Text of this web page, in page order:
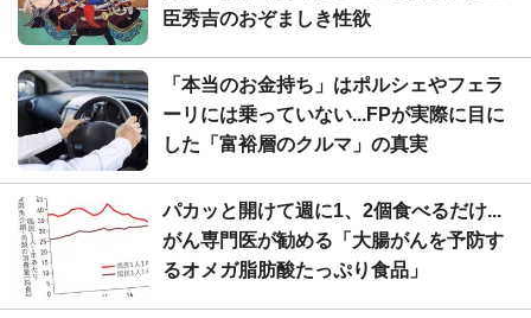
臣秀吉のおぞましき性欲
「本当のお金持ち」はポルシェやフェラ
ーリには乗っていない...FPが実際に目に
した「富裕層のクルマ」の真実
パカッと開けて週に1、2個食べるだけ...
がん専門医が勧める「大腸がんを予防す
るオメガ脂肪酸たっぷり食品」